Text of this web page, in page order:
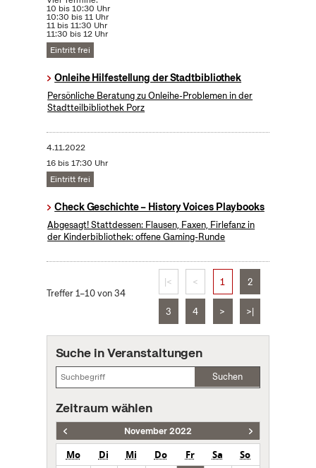
10 bis 10:30 Uhr
10:30 bis 11 Uhr
11 bis 11:30 Uhr
11:30 bis 12 Uhr
Eintritt frei
Onleihe Hilfestellung der Stadtbibliothek
Persönliche Beratung zu Onleihe-Problemen in der
Stadtteilbibliothek Porz
4.11.2022
16 bis 17:30 Uhr
Eintritt frei
Check Geschichte – History Voices Playbooks
Abgesagt! Stattdessen: Flausen, Faxen, Firlefanz in
der Kinderbibliothek: offene Gaming-Runde
Treffer 1–10 von 34
|< < 1 2
3 4 > >|
Suche in Veranstaltungen
Suchen
Zeitraum wählen
November 2022
Mo Di Mi Do Fr Sa
So